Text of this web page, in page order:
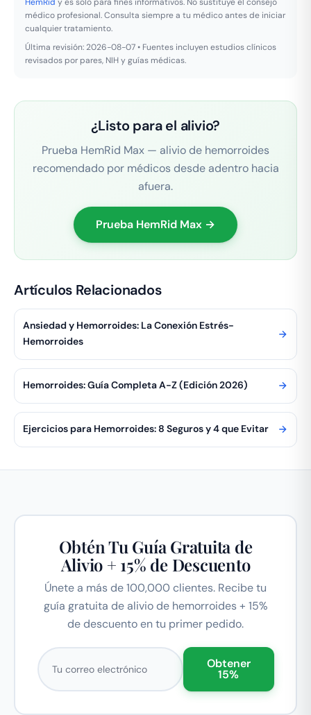
médico profesional. Consulta siempre a tu médico antes de iniciar
cualquier tratamiento.
Última revisión: 2026-08-07 • Fuentes incluyen estudios clínicos
revisados por pares, NIH y guías médicas.
¿Listo para el alivio?
Prueba HemRid Max — alivio de hemorroides
recomendado por médicos desde adentro hacia
afuera.
Prueba HemRid Max →
Artículos Relacionados
Ansiedad y Hemorroides: La Conexión Estrés-
Hemorroides
Hemorroides: Guía Completa A-Z (Edición 2026)
Ejercicios para Hemorroides: 8 Seguros y 4 que Evitar
Obtén Tu Guía Gratuita de
Alivio + 15% de Descuento
Únete a más de 100,000 clientes. Recibe tu
guía gratuita de alivio de hemorroides + 15%
de descuento en tu primer pedido.
Correo electrónico
Obtener
15%